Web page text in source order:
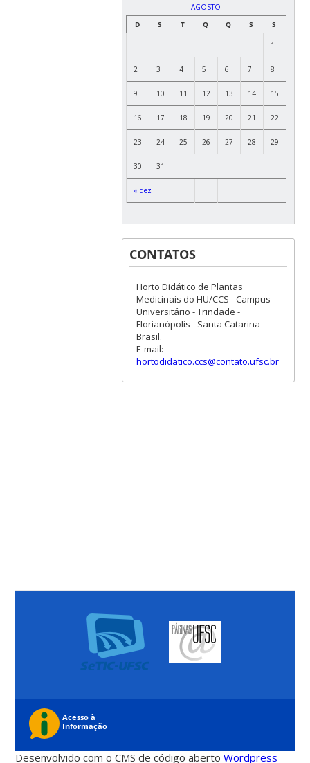
AGOSTO
D
S T Q Q S S
« dez
1
2 3 4 5 6 7 8
9 10 11 12 13 14 15
16 17 18 19 20 21 22
23 24 25 26 27 28 29
30 31
CONTATOS
Horto Didático de Plantas
Medicinais do HU/CCS - Campus
Universitário - Trindade -
Florianópolis - Santa Catarina -
Brasil.
E-mail:
hortodidatico.ccs@contato.ufsc.br
Desenvolvido com o CMS de código abertoWordpress